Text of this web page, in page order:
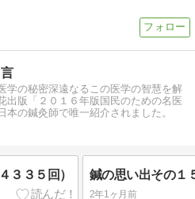
学の秘密深遠なるこの医学の智慧を解
出版「２０１６年版国民のための名医
本の鍼灸師で唯一紹介されました。
３３５回） 鍼の思い出その１
2年1ヶ月前